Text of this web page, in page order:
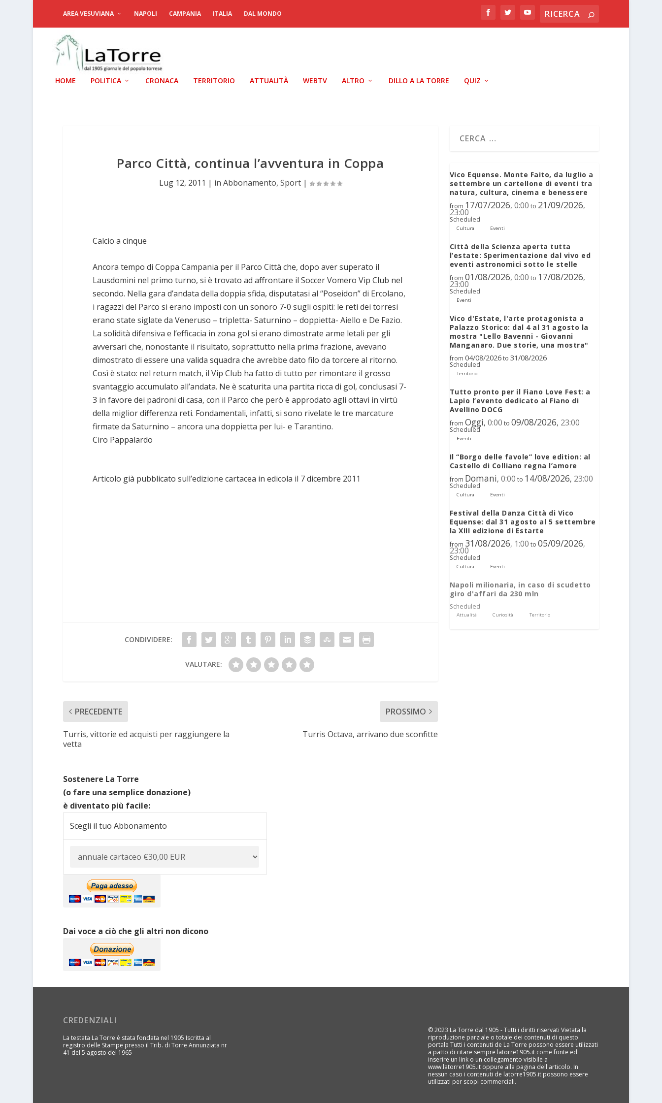
AREA VESUVIANA NAPOLI CAMPANIA ITALIA DAL MONDO
HOME POLITICA CRONACA TERRITORIO ATTUALITÀ WEBTV ALTRO DILLO A LA TORRE QUIZ
Parco Città, continua l’avventura in Coppa
Lug 12, 2011 | in Abbonamento, Sport|
Calcio a cinque
Ancora tempo di Coppa Campania per il Parco Città che, dopo aver superato il
Lausdomini nel primo turno, si è trovato ad affrontare il Soccer Vomero Vip Club nel
secondo. Nella gara d’andata della doppia sfida, disputatasi al “Poseidon” di Ercolano,
i ragazzi del Parco si erano imposti con un sonoro 7-0 sugli ospiti: le reti dei torresi
erano state siglate da Veneruso – tripletta- Saturnino – doppietta- Aiello e De Fazio.
La solidità difensiva e l’efficacia in zona gol si erano dimostrate arme letali per gli
avversari che, nonostante il risultato, soprattutto nella prima frazione, avevano
dimostrato di essere una valida squadra che avrebbe dato filo da torcere al ritorno.
Così è stato: nel return match, il Vip Club ha fatto di tutto per rimontare il grosso
svantaggio accumulato all’andata. Ne è scaturita una partita ricca di gol, conclusasi 7-
3 in favore dei padroni di casa, con il Parco che però è approdato agli ottavi in virtù
della miglior differenza reti. Fondamentali, infatti, si sono rivelate le tre marcature
firmate da Saturnino – ancora una doppietta per lui- e Tarantino.
Ciro Pappalardo
Articolo già pubblicato sull’edizione cartacea in edicola il 7 dicembre 2011
CONDIVIDERE:
VALUTARE:
PRECEDENTE
Turris, vittorie ed acquisti per raggiungere la
vetta
PROSSIMO
Turris Octava, arrivano due sconfitte
Sostenere La Torre
(o fare una semplice donazione)
è diventato più facile:
Scegli il tuo Abbonamento
Dai voce a ciò che gli altri non dicono
Vico Equense. Monte Faito, da luglio a
settembre un cartellone di eventi tra
natura, cultura, cinema e benessere
from 17/07/2026, 0:00 to 21/09/2026,
23:00
Scheduled
Cultura Eventi
Città della Scienza aperta tutta
l’estate: Sperimentazione dal vivo ed
eventi astronomici sotto le stelle
from 01/08/2026, 0:00 to 17/08/2026,
23:00
Scheduled
Eventi
Vico d'Estate, l'arte protagonista a
Palazzo Storico: dal 4 al 31 agosto la
mostra "Lello Bavenni - Giovanni
Manganaro. Due storie, una mostra"
from 04/08/2026to 31/08/2026
Scheduled
Territorio
Tutto pronto per il Fiano Love Fest: a
Lapio l’evento dedicato al Fiano di
Avellino DOCG
from Oggi, 0:00 to 09/08/2026, 23:00
Scheduled
Eventi
Il “Borgo delle favole” love edition: al
Castello di Colliano regna l’amore
from Domani, 0:00 to 14/08/2026, 23:00
Scheduled
Cultura Eventi
Festival della Danza Città di Vico
Equense: dal 31 agosto al 5 settembre
la XIII edizione di Estarte
from 31/08/2026, 1:00 to 05/09/2026,
23:00
Scheduled
Cultura Eventi
Napoli milionaria, in caso di scudetto
giro d'affari da 230 mln
Scheduled
Attualità Curiosità Territorio
CREDENZIALI
La testata La Torre è stata fondata nel 1905 Iscritta al
registro delle Stampe presso il Trib. di Torre Annunziata nr
41 del 5 agosto del 1965
© 2023 La Torre dal 1905 - Tutti i diritti riservati Vietata la
riproduzione parziale o totale dei contenuti di questo
portale Tutti i contenuti de La Torre possono essere utilizzati
a patto di citare sempre latorre1905.it come fonte ed
inserire un link o un collegamento visibile a
www.latorre1905.it oppure alla pagina dell'articolo. In
nessun caso i contenuti de latorre1905.it possono essere
utilizzati per scopi commerciali.